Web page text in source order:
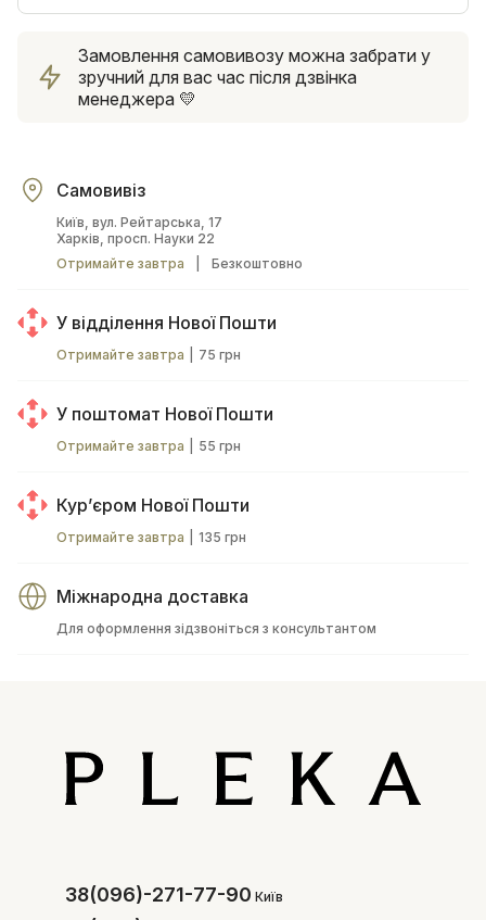
Замовлення самовивозу можна забрати у
зручний для вас час після дзвінка
менеджера 💛
Самовивіз
Київ, вул. Рейтарська, 17
Харків, просп. Науки 22
Отримайте завтра
Безкоштовно
У відділення Нової Пошти
Отримайте завтра 75 грн
У поштомат Нової Пошти
Отримайте завтра 55 грн
Курʼєром Нової Пошти
Отримайте завтра 135 грн
Міжнародна доставка
Для оформлення зідзвоніться з консультантом
38(096)-271-77-90 Київ